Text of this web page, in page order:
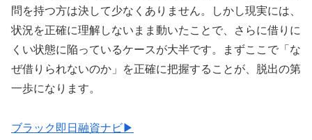
問を持つ方は決して少なくありません。しかし現実には、
状況を正確に理解しないまま動いたことで、さらに借りに
くい状態に陥っているケースが大半です。まずここで「な
ぜ借りられないのか」を正確に把握することが、脱出の第
一歩になります。
ブラック即日融資ナビ▶